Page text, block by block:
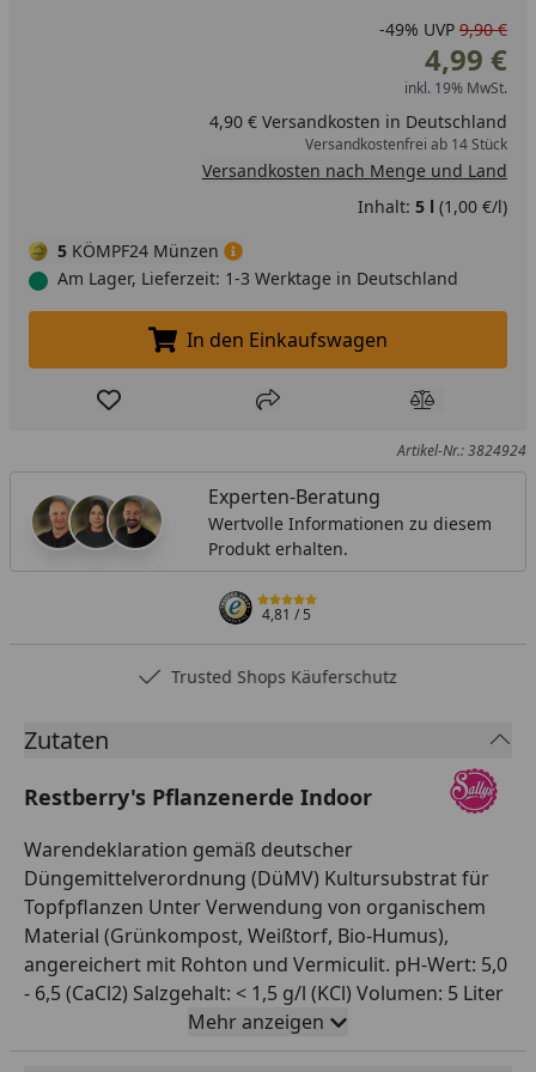
-49% UVP 9,90 €
4,99 €
inkl. 19% MwSt.
4,90 € Versandkosten in Deutschland
Versandkostenfrei ab 14 Stück
Versandkosten nach Menge und Land
Inhalt: 5 l (1,00 €/l)
5 KÖMPF24 Münzen
Am Lager, Lieferzeit: 1-3 Werktage in Deutschland
In den Einkaufswagen legen
In den Einkaufswagen
Produkt zur Wunschliste hinzufügen
Teilen Produkt
Artikel-Nr.: 3824924
Experten-Beratung
Wertvolle Informationen zu diesem
Produkt erhalten.
4,81/ 5
Trusted Shops Käuferschutz
Zutaten
Restberry's Pflanzenerde Indoor
Warendeklaration gemäß deutscher
Düngemittelverordnung (DüMV) Kultursubstrat für
Topfpflanzen Unter Verwendung von organischem
Material (Grünkompost, Weißtorf, Bio-Humus),
angereichert mit Rohton und Vermiculit. pH-Wert: 5,0
- 6,5 (CaCl2) Salzgehalt: < 1,5 g/l (KCl) Volumen: 5 Liter
Ausgangsstoffe: Bio-Grünkompost, Weißtorf,
Gartenbauvermiculit, Tongranulat, Angereichert mit
Mehr anzeigen